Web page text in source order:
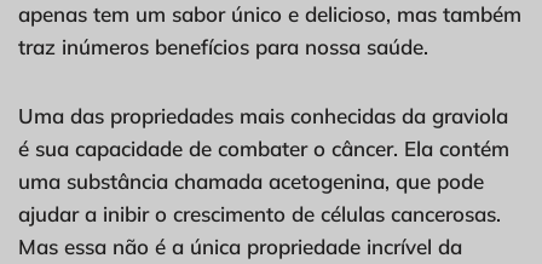
apenas tem um sabor único e delicioso, mas também
traz inúmeros benefícios para nossa saúde.
Uma das propriedades mais conhecidas da graviola
é sua capacidade de combater o câncer. Ela contém
uma substância chamada acetogenina, que pode
ajudar a inibir o crescimento de células cancerosas.
Mas essa não é a única propriedade incrível da